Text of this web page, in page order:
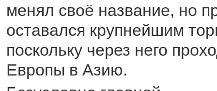
менял своё название, но
оставался крупнейшим
поскольку через него
Европы в Азию.